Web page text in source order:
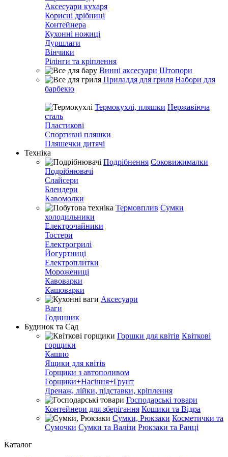
Аксесуари кухаря
Корисні дрібниці
Контейнера
Кухонні ножиці
Дуршлаги
Вінчики
Рілінги та кріплення
Винні аксесуари Штопори
Приладдя для гриля Набори для
барбекю
Термокухлі, пляшки Нержавіюча
сталь
Пластикові
Спортивні пляшки
Пляшечки дитячі
Техніка
Подрібнення Соковижималки
Подрібнювачі
Слайсери
Блендери
Кавомолки
Термовплив Сумки
холодильники
Електрочайники
Тостери
Електрогрилі
Йогуртниці
Електроплитки
Морожениці
Кавоварки
Кашоварки
Аксесуари
Ваги
Годинник
Будинок та Сад
Горшки для квітів Квіткові
горщики
Кашпо
Ящики для квітів
Горщики з автополивом
Горщики+Насіння+Грунт
Дренаж, лійки, підставки, кріплення
Господарські товари
Контейнери для зберігання Кошики та Відра
Сумки, Рюкзаки Косметички та
Сумочки Сумки та Валізи Рюкзаки та Ранці
Каталог